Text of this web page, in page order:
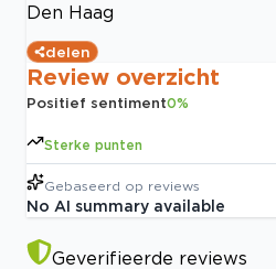
Den Haag
delen
Review overzicht
Positief sentiment0%
Sterke punten
Gebaseerd op reviews
No AI summary available
Geverifieerde reviews